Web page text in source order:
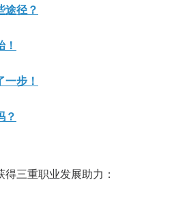
途径？
步！
？
三重职业发展助力：